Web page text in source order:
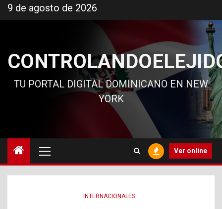
al
9 de agosto de 2026
TU PORTAL DIGITAL DOMINICANO EN NEW
YORK
principal
Ver online
INTERNACIONALES